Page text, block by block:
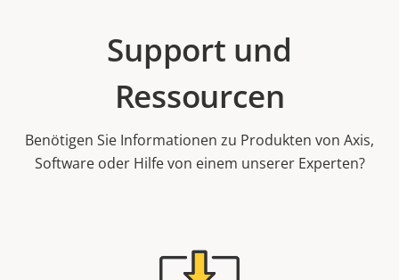
Support und
Ressourcen
Benötigen Sie Informationen zu Produkten von Axis,
Software oder Hilfe von einem unserer Experten?